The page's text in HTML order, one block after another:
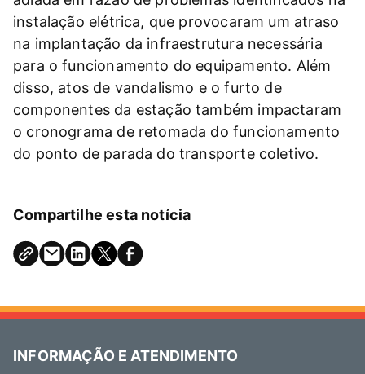
instalação elétrica, que provocaram um atraso
na implantação da infraestrutura necessária
para o funcionamento do equipamento. Além
disso, atos de vandalismo e o furto de
componentes da estação também impactaram
o cronograma de retomada do funcionamento
do ponto de parada do transporte coletivo.
Compartilhe esta notícia
INFORMAÇÃO E ATENDIMENTO